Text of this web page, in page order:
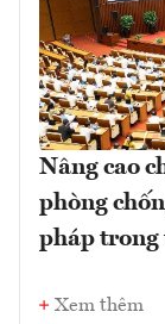
Nâng cao
phòng
pháp
Xem thêm